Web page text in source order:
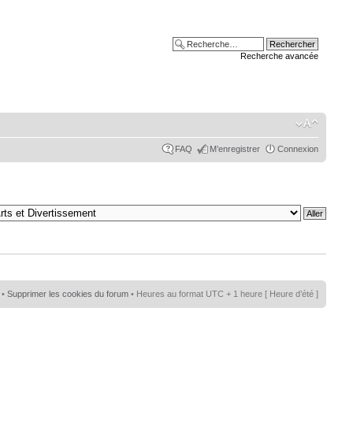
Recherche avancée
FAQ M’enregistrer Connexion
• Supprimer les cookies du forum • Heures au format UTC + 1 heure [ Heure d’été ]